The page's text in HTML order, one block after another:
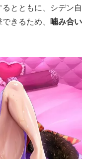
とともに、シデン自
きるため、 噛み合い